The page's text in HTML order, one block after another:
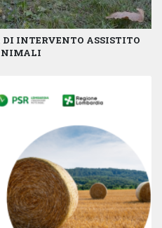
INTERVENTO ASSISTITO